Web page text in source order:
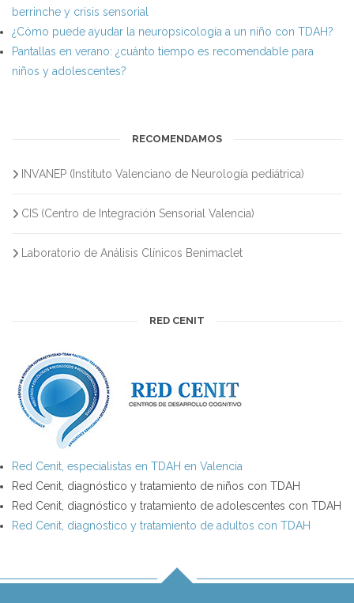
berrinche y crisis sensorial
¿Cómo puede ayudar la neuropsicología a un niño con TDAH?
Pantallas en verano: ¿cuánto tiempo es recomendable para
niños y adolescentes?
RECOMENDAMOS
INVANEP (Instituto Valenciano de Neurología pediátrica)
CIS (Centro de Integración Sensorial Valencia)
Laboratorio de Análisis Clínicos Benimaclet
RED CENIT
Red Cenit, especialistas en TDAH en Valencia
Red Cenit, diagnóstico y tratamiento de niños con TDAH
Red Cenit, diagnóstico y tratamiento de adolescentes con TDAH
Red Cenit, diagnóstico y tratamiento de adultos con TDAH